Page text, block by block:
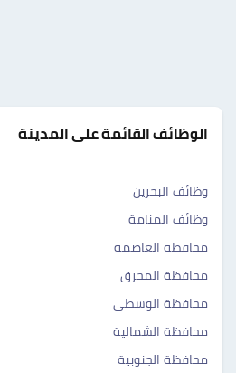
الوظائف القائمة على المدينة
وظائف البحرين
وظائف المنامة
محافظة العاصمة
محافظة المحرق
محافظة الوسطى
محافظة الشمالية
محافظة الجنوبية